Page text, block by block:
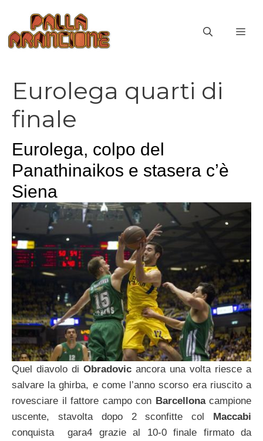
contenuto
Eurolega quarti di
finale
Eurolega, colpo del
Panathinaikos e stasera c’è
Siena
Quel diavolo di Obradovic ancora una volta riesce a
salvare la ghirba, e come l’anno scorso era riuscito a
rovesciare il fattore campo con Barcellonacampione
uscente, stavolta dopo 2 sconfitte col
Maccabi
conquista gara4 grazie al 10-0 finale firmato da